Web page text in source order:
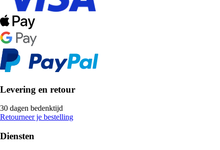
Levering en retour
30 dagen bedenktijd
Retourneer je bestelling
Diensten